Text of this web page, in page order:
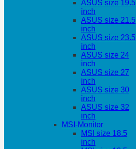
ASUS size 19.5
inch
ASUS size 21.5
inch
ASUS size 23.5
inch
ASUS size 24
inch
ASUS size 27
inch
ASUS size 30
inch
ASUS size 32
inch
MSI-Monitor
MSI size 18.5
inch